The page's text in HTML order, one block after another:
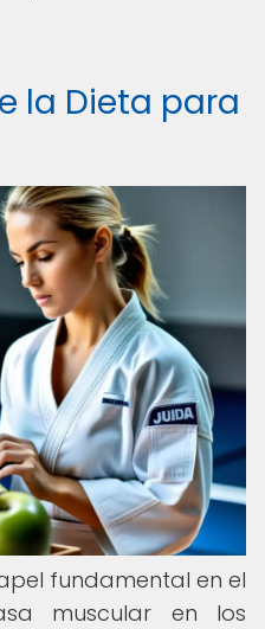
la Dieta para
fundamental en el
muscular en los